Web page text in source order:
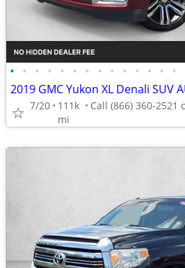
• • • • • • • • • • • • • •
2019 GMC Yukon XL Denali SUV
7/20
111k
mi